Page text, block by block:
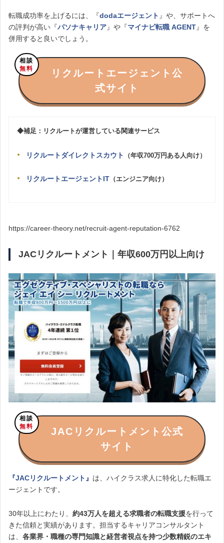
転職成功率を上げるには、『dodaエージェント 』や、サポートへ
の評判が高い『パソナキャリア』や『マイナビ転職 AGENT』を
併用すると良いでしょう。
相談
無料
リクルートエージェント公
式サイト
◆補足：リクルートが運営している関連サービス
リクルートダイレクトスカウト （年収700万円ある人向け）
リクルートエージェントIT （エンジニア向け）
https://career-theory.net/recruit-agent-reputation-6762
JACリクルートメント｜年収600万円以上向け
相談
無料
JACリクルートメント公式
サイト
『JACリクルートメント 』 は、ハイクラス求人に特化した転職エ
ージェントです。
30年以上にわたり、 約43万人を超える求職者の転職支援を行って
きた信頼と実績があります。担当するキャリアコンサルタント
は、 各業界・職種の専門知識と経営者視点を持つ少数精鋭のエキ